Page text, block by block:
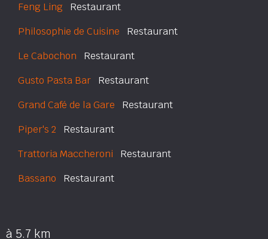
Feng Ling Restaurant
Philosophie de Cuisine Restaurant
Le Cabochon Restaurant
Gusto Pasta Bar Restaurant
Grand Café de la Gare Restaurant
Piper's 2 Restaurant
Trattoria Maccheroni Restaurant
Bassano Restaurant
à 5.7 km